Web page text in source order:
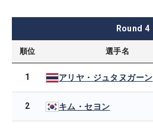
Round 4
順位 選手名
1 アリヤ・ジュタヌガーン
2 キム・セヨン